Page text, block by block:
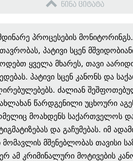
წინა ციტატა
პროცესების
პატივი სცენ
ყველა მხარეს, თავი
პატივი სცენ კანონს და
ძალიან
წარდგენილი უცხოური
მოახდენს საქართველოს
და გაჩუმებას. იმ
მომავლის მშენებლობას თავისი
ამ კრიმინალური მოტივების